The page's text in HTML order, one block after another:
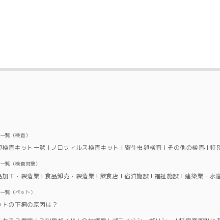
覧（検査）
検査キット一覧 ノロウィルス検査キット 寄生虫卵検査 その他の検査 特
覧（検査対象）
加工・製造業 食品卸売・製造業 飲食店 宿泊施設 福祉施設 建築業・水
覧（ペット）
トの下痢の原因は？